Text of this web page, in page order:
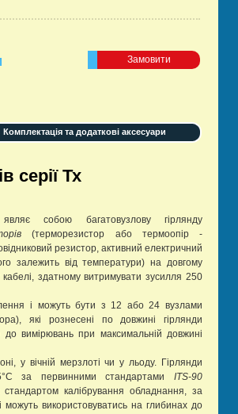
Замовити
Комплектація та додаткові аксесуари
серії Тх
являє собою багатовузлову гірлянду
(терморезистор або термоопір -
резистор, активний електричний
залежить від температури) на довгому
кабелі, здатному витримувати зусилля 250
і можуть бути з 12 або 24 вузлами
які рознесені по довжині гірлянди
до вимірювань при максимальній довжині
у вічній мерзлоті чи у льоду. Гірлянди
за первинними стандартами ITS-90
калібрування обладнання, за
використовуватись на глибинах до